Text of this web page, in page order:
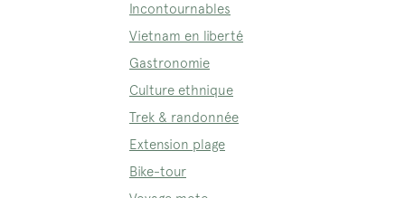
Incontournables
Vietnam en liberté
Gastronomie
Culture ethnique
Trek & randonnée
Extension plage
Bike-tour